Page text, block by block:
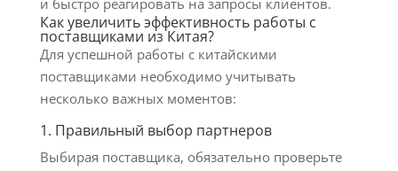
и быстро реагировать на запросы клиентов.
Как увеличить эффективность работы с
поставщиками из Китая?
Для успешной работы с китайскими
поставщиками необходимо учитывать
несколько важных моментов:
1. Правильный выбор партнеров
Выбирая поставщика, обязательно проверьте